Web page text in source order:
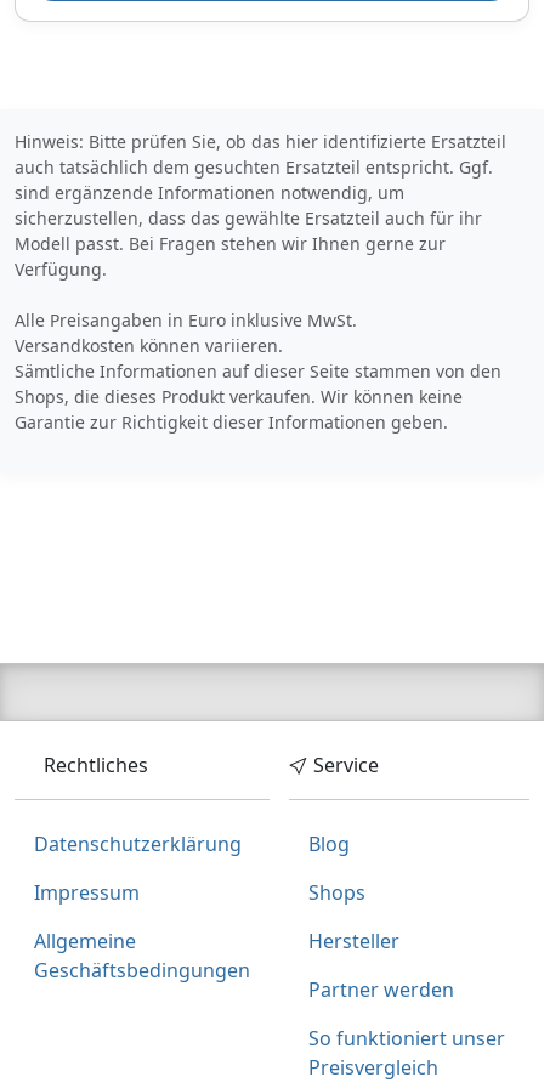
Lieferung
3-5 Werktage
Zum Angebot
Produktinformationen des Anbieters
€
Produktinformationen des Anbieters
128,76€
inklusive Mehrwertsteuer
Verkauf und Versand durch
Hinweis: Bitte prüfen Sie, ob das hier identifizierte Ersatzteil
auch tatsächlich dem gesuchten Ersatzteil entspricht. Ggf.
sind ergänzende Informationen notwendig, um
sicherzustellen, dass das gewählte Ersatzteil auch für ihr
Modell passt. Bei Fragen stehen wir Ihnen gerne zur
Verfügung.
Alle Preisangaben in Euro inklusive MwSt.
Versandkosten können variieren.
Sämtliche Informationen auf dieser Seite stammen von den
Shops, die dieses Produkt verkaufen. Wir können keine
Garantie zur Richtigkeit dieser Informationen geben.
Rechtliches
Datenschutzerklärung
Impressum
Allgemeine
Geschäftsbedingungen
Service
Blog
Shops
Hersteller
Partner werden
So funktioniert unser
Preisvergleich